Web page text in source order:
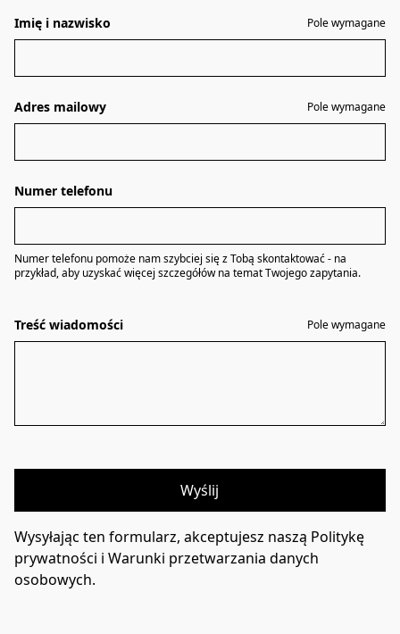
Imię i nazwisko Pole wymagane
Adres mailowy Pole wymagane
Numer telefonu
Numer telefonu pomoże nam szybciej się z Tobą skontaktować - na
przykład, aby uzyskać więcej szczegółów na temat Twojego zapytania.
Treść wiadomości Pole wymagane
Wyślij
Wysyłając ten formularz, akceptujesz naszą Politykę
prywatności i Warunki przetwarzania danych
osobowych.